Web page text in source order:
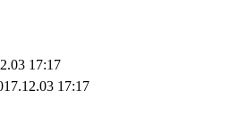
17:17